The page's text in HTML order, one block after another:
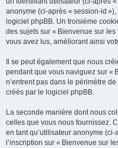
anonyme (ci-après « session-id
logiciel phpBB. Un troisième
des sujets sur « Bienvenue sur
vous avez lus, améliorant ainsi
Il se peut également que nous
pendant que vous naviguez sur «
n’entrent pas dans le périmètre
créés par le logiciel phpBB.
La seconde manière dont nous
celles que vous nous fournissez.
en tant qu’utilisateur anonyme
l’inscription sur « Bienvenue sur